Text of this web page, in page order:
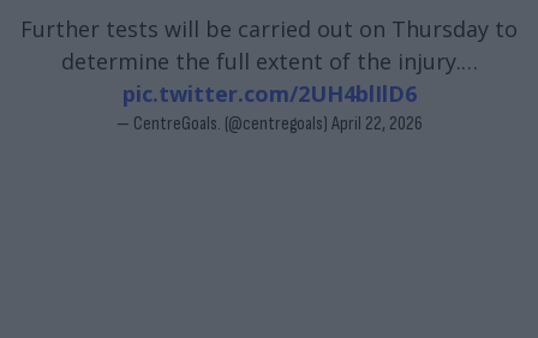
Further tests will be carried out on Thursday to
determine the full extent of the injury.…
pic.twitter.com/2UH4blIlD6
— CentreGoals. (@centregoals) April 22, 2026